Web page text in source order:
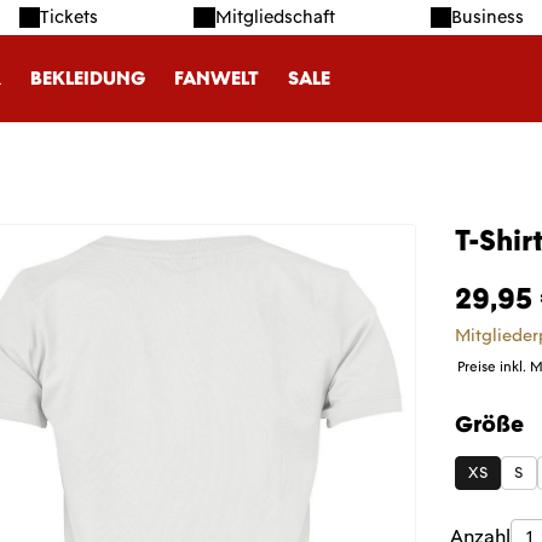
Tickets Mitgliedschaft Business
BEKLEIDUNG FANWELT SALE
T-
29,95
Preise inkl.
Größe
XS S
Anzahl